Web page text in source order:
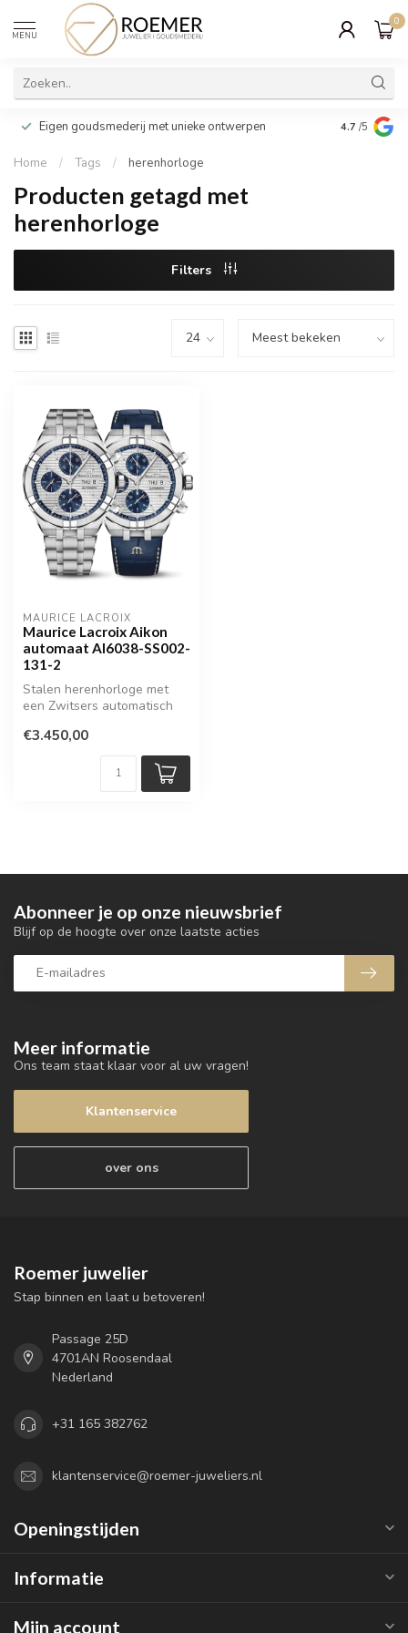
MENU
0
Eigen goudsmederij met unieke ontwerpen Wij
cadeau
4.7 /5
Home / Tags / herenhorloge
Producten getagd met
herenhorloge
Filters
MAURICE LACROIX
Maurice Lacroix Aikon
automaat AI6038-SS002-
131-2
Stalen herenhorloge met
een Zwitsers automatisch
€3.450,00
Meer informatie
Ons team staat klaar voor al uw vragen!
Klantenservice
over ons
Abonneer je op onze nieuwsbrief
Blijf op de hoogte over onze laatste acties
Roemer juwelier
Stap binnen en laat u betoveren!
Passage 25D
4701AN Roosendaal
Nederland
+31 165 382762
klantenservice@roemer-juweliers.nl
Openingstijden
Informatie
Mijn account